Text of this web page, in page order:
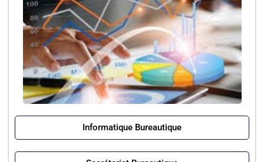
Informatique Bureautique